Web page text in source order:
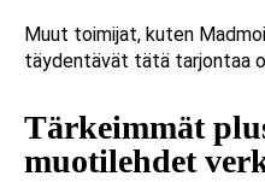
Muut toimijat, kuten
täydentävät tätä tarjontaa
Tärkeimmät
muotilehdet